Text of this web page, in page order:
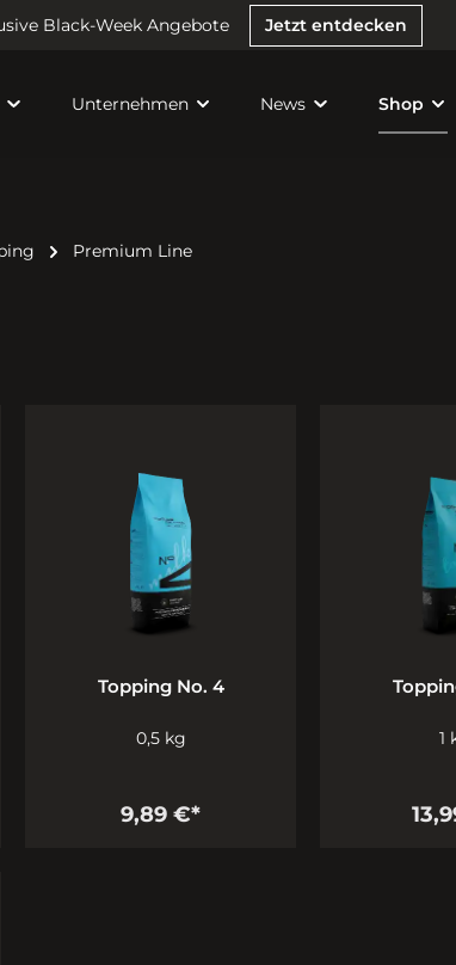
Black-Week Angebote Jetzt entdecken
Unternehmen News Shop
Premium Line
Topping No. 4
0,5 kg
9,89 €*
1